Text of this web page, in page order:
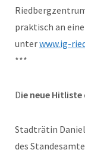
praktisch an
unterwww.ig-
***
Die neue
Stadträtin
des